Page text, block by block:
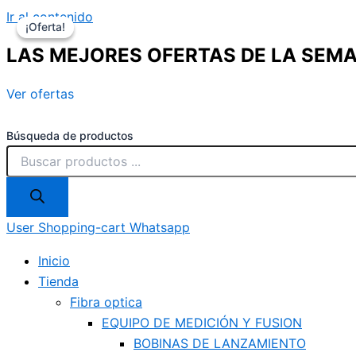
Ir al contenido
LAS MEJORES OFERTAS DE LA
Ver ofertas
Búsqueda de productos
User Shopping-cart Whatsapp
Inicio
Tienda
Fibra optica
EQUIPO DE MEDICIÓN Y FUSION
BOBINAS DE LANZAMIENTO
¡Oferta!
¡Oferta!